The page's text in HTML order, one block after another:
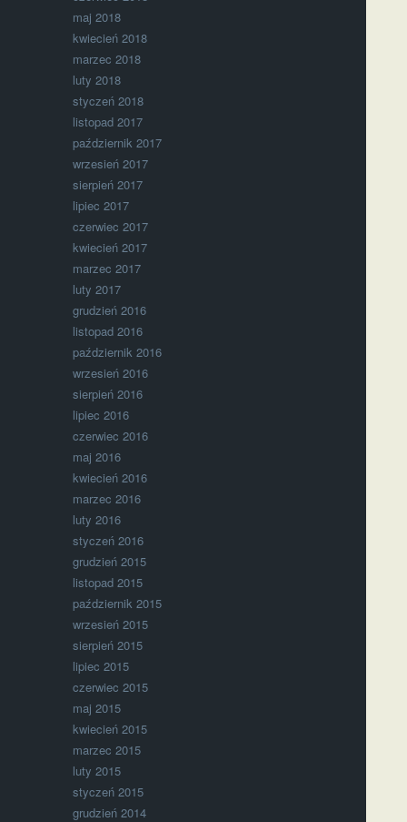
maj 2018
kwiecień 2018
marzec 2018
luty 2018
styczeń 2018
listopad 2017
październik 2017
wrzesień 2017
sierpień 2017
lipiec 2017
czerwiec 2017
kwiecień 2017
marzec 2017
luty 2017
grudzień 2016
listopad 2016
październik 2016
wrzesień 2016
sierpień 2016
lipiec 2016
czerwiec 2016
maj 2016
kwiecień 2016
marzec 2016
luty 2016
styczeń 2016
grudzień 2015
listopad 2015
październik 2015
wrzesień 2015
sierpień 2015
lipiec 2015
czerwiec 2015
maj 2015
kwiecień 2015
marzec 2015
luty 2015
styczeń 2015
grudzień 2014